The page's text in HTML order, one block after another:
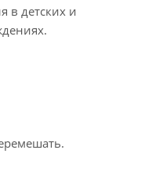
в детских и